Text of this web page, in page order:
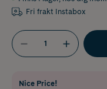
Fri frakt Instabox
Nice Price!